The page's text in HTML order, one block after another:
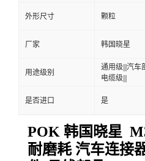
外形尺寸 颗粒
厂家 韩国晓星
用途级别
通用级|||汽车
电缆级|||
是否进口 是
POK 韩国晓星
耐磨耗 汽车连接